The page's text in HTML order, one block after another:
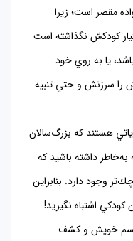
مقصر است؛ زيرا
كودكش نگذاشته است
يا به روي خود
را سرزنش و حتي تنبيه
هستند كه بزرگ‌سالان
داشته باشيد كه
وجود دارد. بنابراين
كودكي اشتباه نگيريد!
جسم خويش و كشف